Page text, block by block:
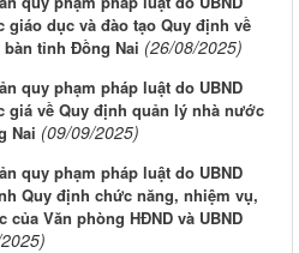
dục và đào tạo Quy định về
tỉnh Đồng Nai (26/08/2025)
quy phạm pháp luật do UBND
về Quy định quản lý nhà nước
Nai (09/09/2025)
quy phạm pháp luật do UBND
Quy định chức năng, nhiệm vụ,
Văn phòng HĐND và UBND